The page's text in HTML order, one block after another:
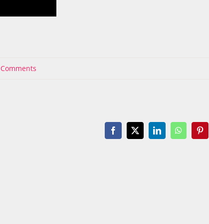
Facebook
X LinkedInWhatsApp